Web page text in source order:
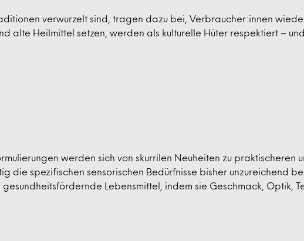
verwurzelt sind, tragen dazu bei, Verbraucher:innen
alte Heilmittel setzen, werden als kulturelle Hüter respektiert –
werden sich von skurrilen Neuheiten zu
die spezifischen sensorischen Bedürfnisse bisher unzureichend
Lebensmittel, indem sie Geschmack, Optik,